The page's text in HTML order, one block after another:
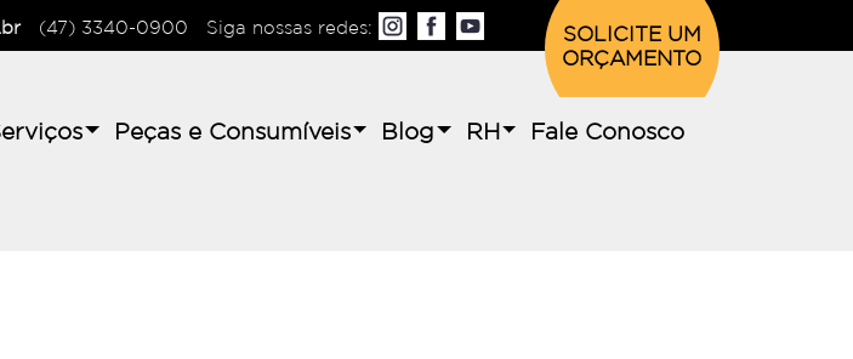
(47) 3340-0900 Siga nossas redes:
SOLICITE UM
ORÇAMENTO
Peças e Consumíveis Blog RH Fale Conosco